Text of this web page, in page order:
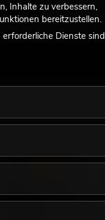
LICHT
Inhalte zu verbessern,
bereitzustellen.
Dienste sind